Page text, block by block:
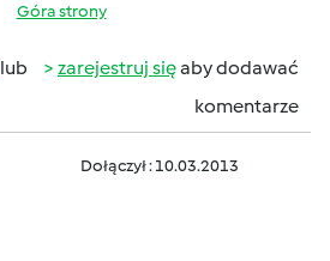
Góra strony
lub zarejestruj sięaby dodawać
komentarze
Dołączył : 10.03.2013